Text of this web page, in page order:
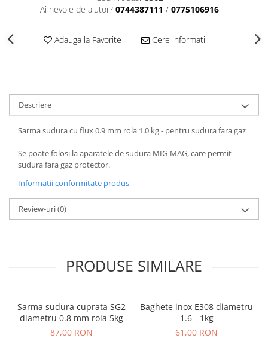
Echipamente de protectie
Mese de sudura
Sarma sudura
Baghete sudura WIG (TIG)
Electrozi sudura
Taiere sudare oxigaz
Unitati de extragere a fumului
Ai nevoie de ajutor? 0744387111 / 0775106916
Adauga la Favorite Cere informatii
Descriere
Sarma sudura cu flux 0.9 mm rola 1.0 kg - pentru sudura fara gaz
Se poate folosi la aparatele de sudura MIG-MAG, care permit
sudura fara gaz protector.
Informatii conformitate produs
Review-uri(0)
PRODUSE SIMILARE
Sarma sudura cuprata SG2
diametru 0.8 mm rola 5kg
87,00 RON
Baghete inox E308 diametru
1.6 - 1kg
61,00 RON